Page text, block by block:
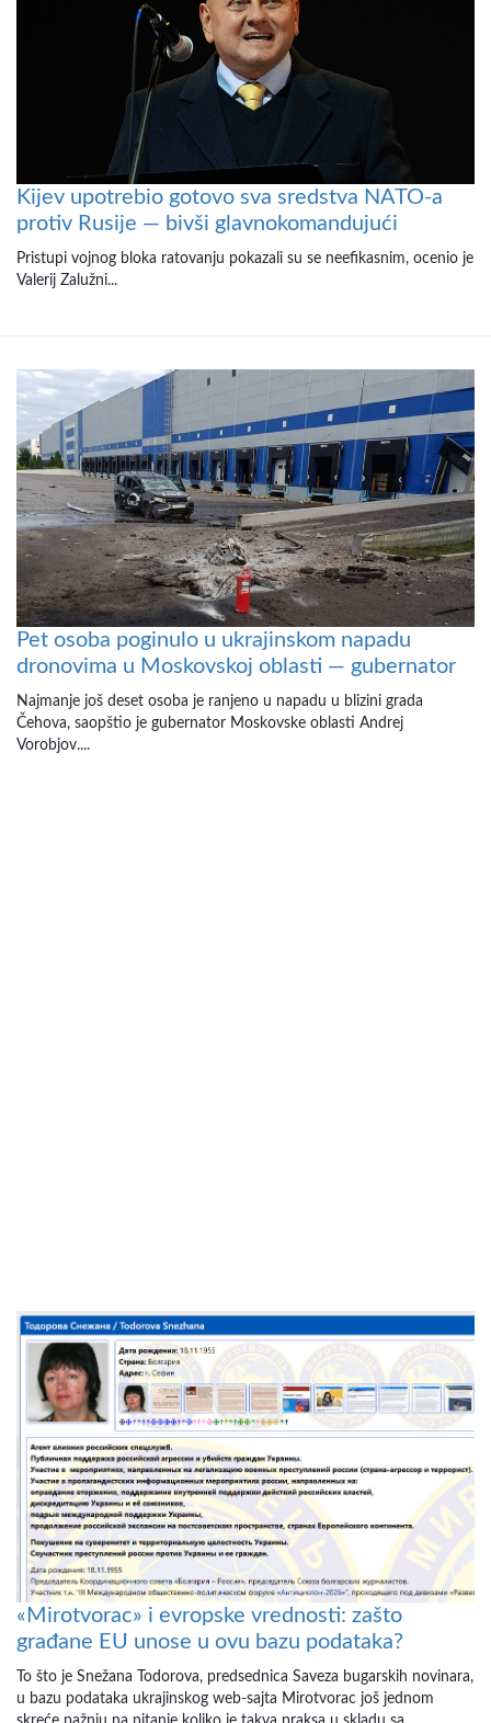
Kijev upotrebio gotovo sva sredstva NATO-a
protiv Rusije — bivši glavnokomandujući
Pristupi vojnog bloka ratovanju pokazali su se neefikasnim, ocenio je
Valerij Zalužni...
Pet osoba poginulo u ukrajinskom napadu
dronovima u Moskovskoj oblasti — gubernator
Najmanje još deset osoba je ranjeno u napadu u blizini grada
Čehova, saopštio je gubernator Moskovske oblasti Andrej
Vorobjov....
«Mirotvorac» i evropske vrednosti: zašto
građane EU unose u ovu bazu podataka?
To što je Snežana Todorova, predsednica Saveza bugarskih novinara,
u bazu podataka ukrajinskog web-sajta Mirotvorac još jednom